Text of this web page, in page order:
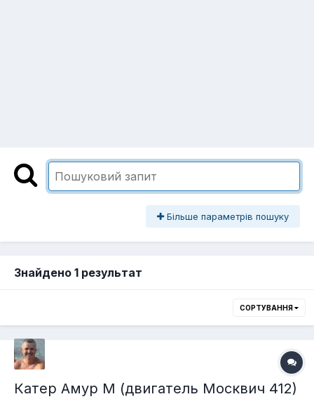
Більше параметрів пошуку
Знайдено 1 результат
СОРТУВАННЯ
Катер Амур М (двигатель Москвич 412)